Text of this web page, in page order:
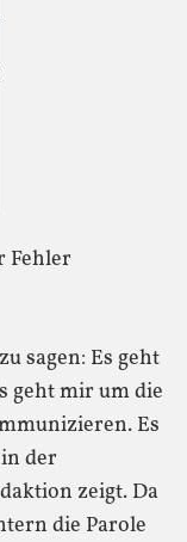
Fehler
sagen: Es geht
geht mir um die
Es
der
zeigt. Da
die Parole